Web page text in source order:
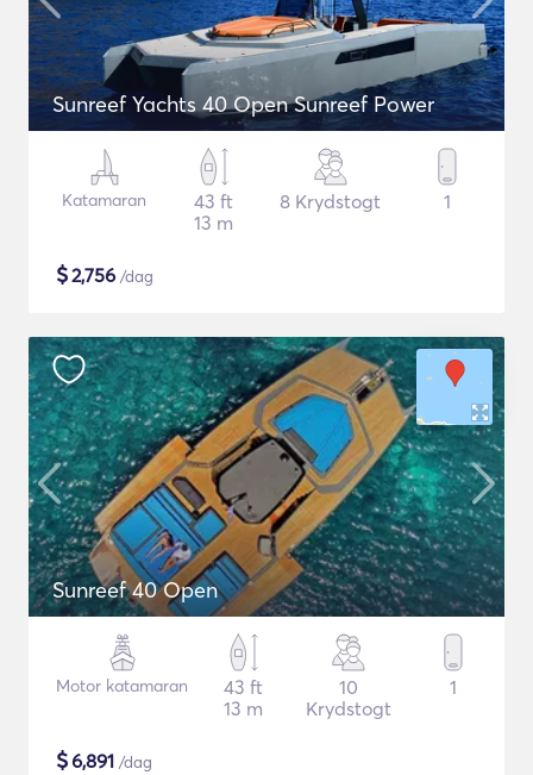
Sunreef Yachts 40 Open Sunreef Power
Katamaran
43 ft
13 m
8 Krydstogt 1
$2,756 /dag
Sunreef 40 Open
Motor katamaran
43 ft
13 m
10
Krydstogt
1
$6,891 /dag